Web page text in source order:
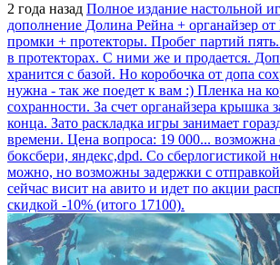
2 года назад Полное издание настольной
дополнение Долина Рейна + органайзер
промки + протекторы. Пробег партий
в протекторах. С ними же и продается.
хранится с базой. Но коробочка от допа
нужна - так же поедет к вам :) Пленка на
сохранности. За счет органайзера крышка
конца. Зато раскладка игры занимает
времени. Цена вопроса: 19 000... возможна
боксбери, яндекс,dpd. Со сберлогистикой
можно, но возможны задержки с
сейчас висит на авито и идет по акции
скидкой -10% (итого 17100).